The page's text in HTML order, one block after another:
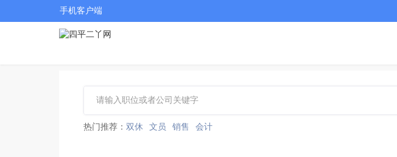
手机客户端
热门推荐： 双休 文员 销售 会计